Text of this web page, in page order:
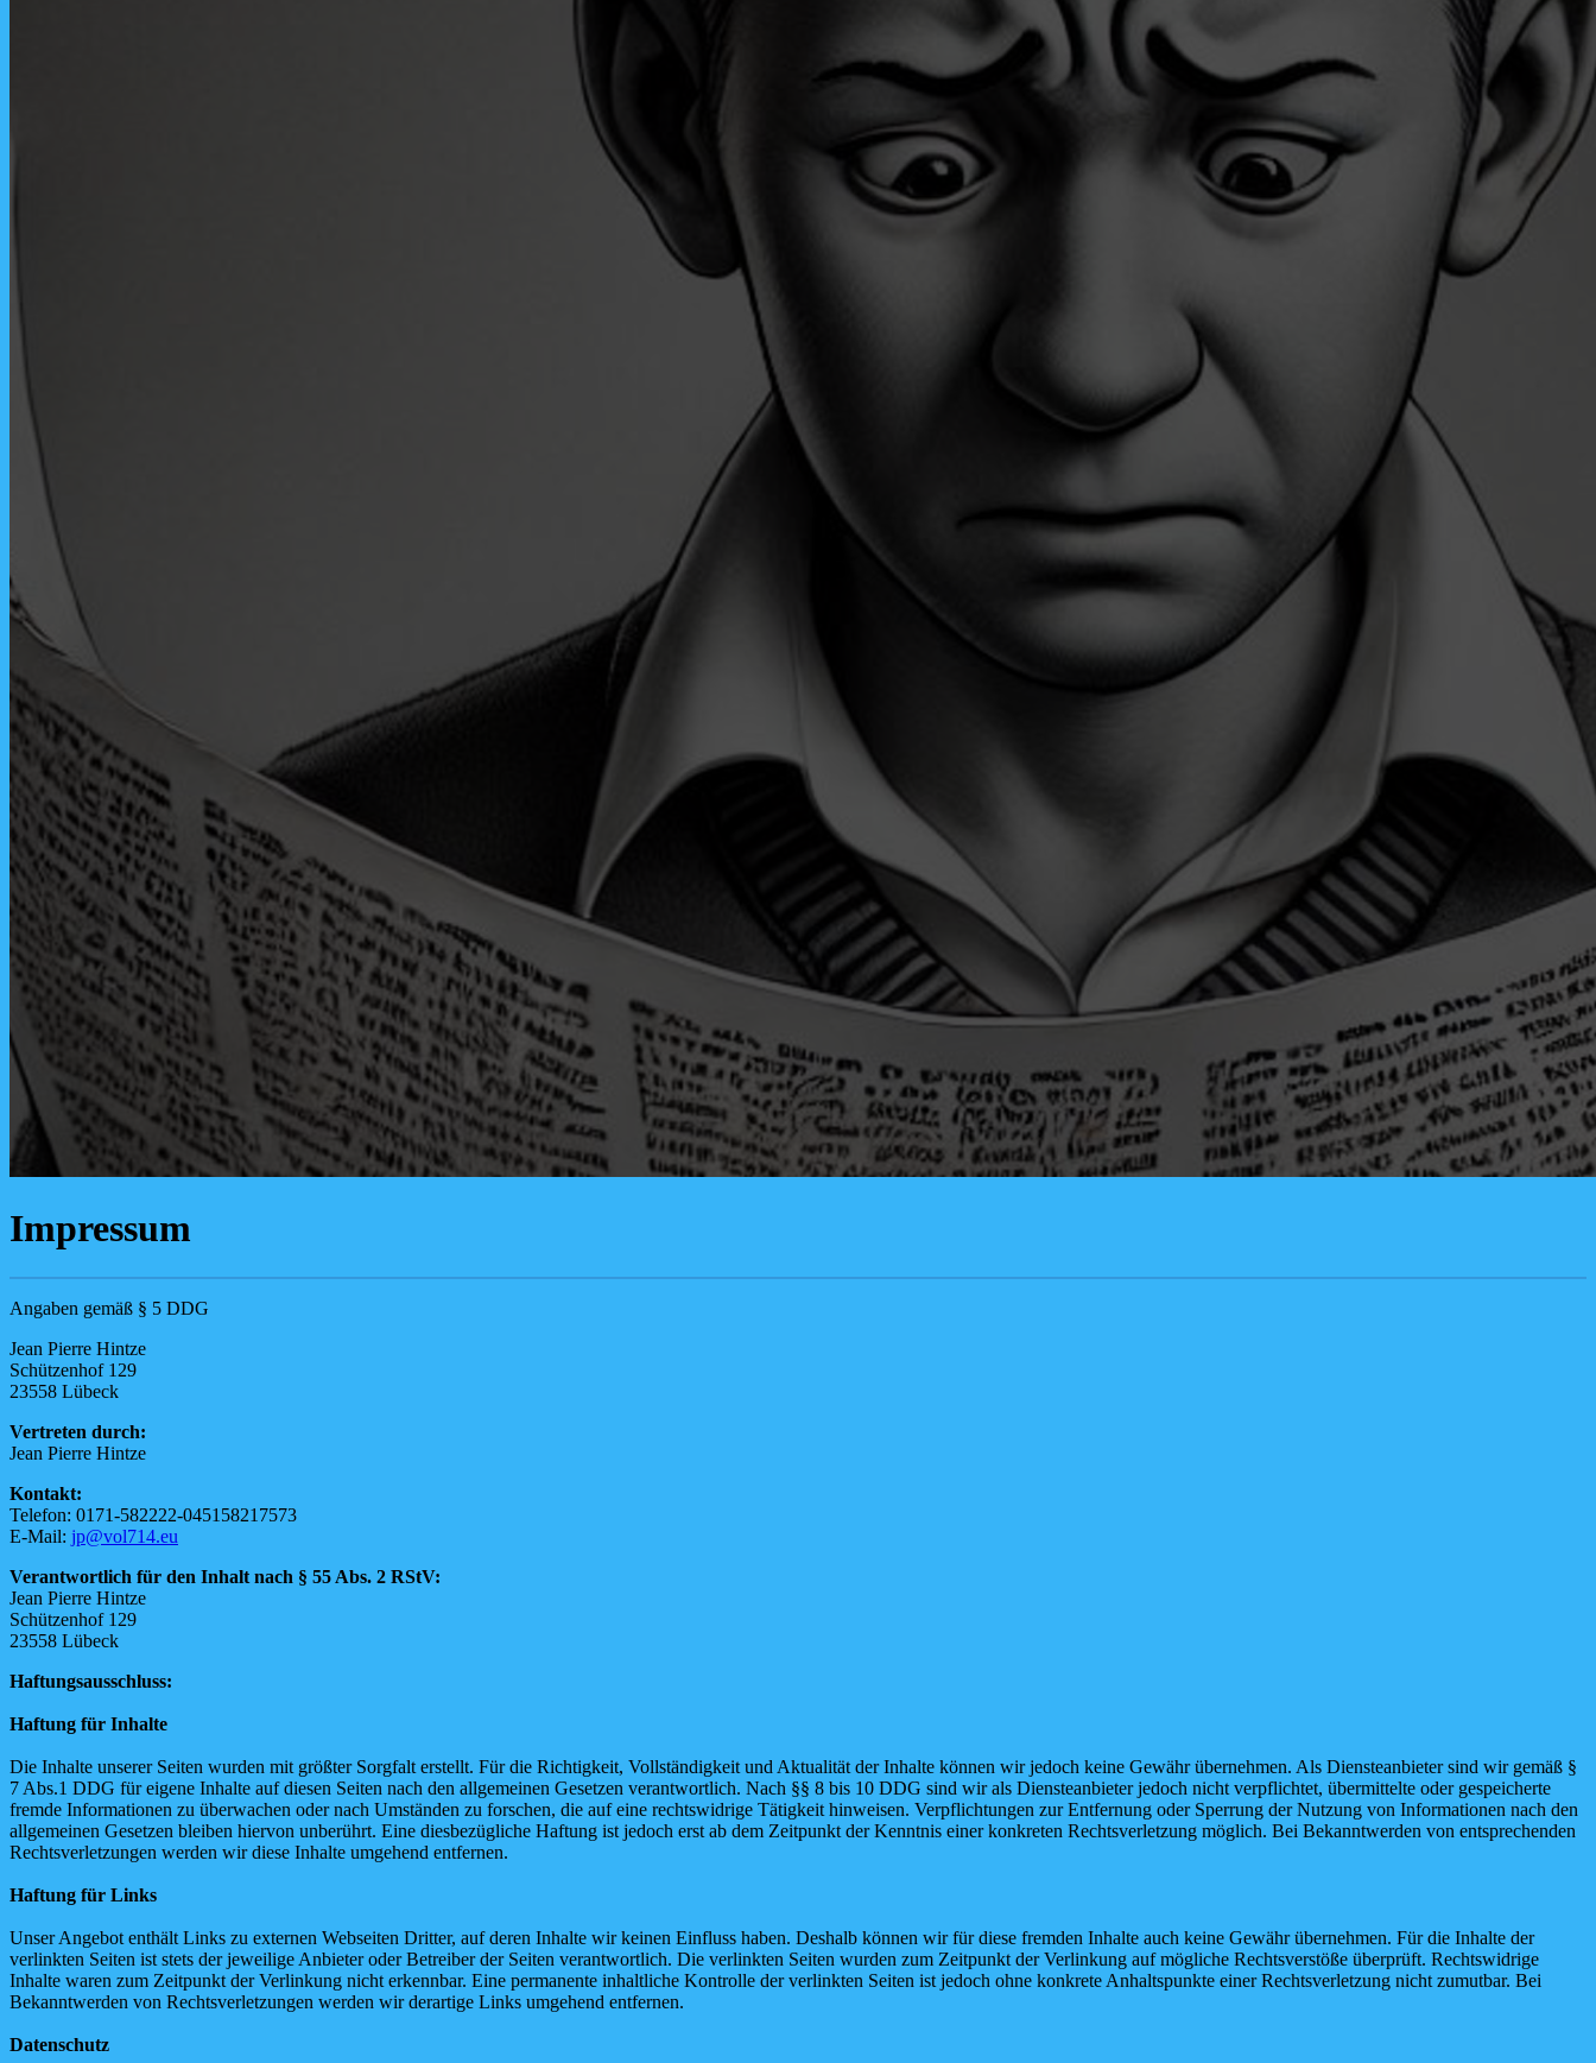
Impressum
Angaben gemäß § 5 DDG
Jean Pierre Hintze
Schützenhof 129
23558 Lübeck
Vertreten durch:
Jean Pierre Hintze
Kontakt:
Telefon: 0171-582222-045158217573
E-Mail: jp@vol714.eu
Verantwortlich für den Inhalt nach § 55 Abs. 2 RStV:
Jean Pierre Hintze
Schützenhof 129
23558 Lübeck
Haftungsausschluss:
Haftung für Inhalte
Die Inhalte unserer Seiten wurden mit größter Sorgfalt erstellt. Für die Richtigkeit, Vollständigkeit und Aktualität der Inhalte können wir jedoch keine Gewähr übernehmen. Als Diensteanbieter sind wir gemäß §
7 Abs.1 DDG für eigene Inhalte auf diesen Seiten nach den allgemeinen Gesetzen verantwortlich. Nach §§ 8 bis 10 DDG sind wir als Diensteanbieter jedoch nicht verpflichtet, übermittelte oder gespeicherte
fremde Informationen zu überwachen oder nach Umständen zu forschen, die auf eine rechtswidrige Tätigkeit hinweisen. Verpflichtungen zur Entfernung oder Sperrung der Nutzung von Informationen nach den
allgemeinen Gesetzen bleiben hiervon unberührt. Eine diesbezügliche Haftung ist jedoch erst ab dem Zeitpunkt der Kenntnis einer konkreten Rechtsverletzung möglich. Bei Bekanntwerden von entsprechenden
Rechtsverletzungen werden wir diese Inhalte umgehend entfernen.
Haftung für Links
Unser Angebot enthält Links zu externen Webseiten Dritter, auf deren Inhalte wir keinen Einfluss haben. Deshalb können wir für diese fremden Inhalte auch keine Gewähr übernehmen. Für die Inhalte der
verlinkten Seiten ist stets der jeweilige Anbieter oder Betreiber der Seiten verantwortlich. Die verlinkten Seiten wurden zum Zeitpunkt der Verlinkung auf mögliche Rechtsverstöße überprüft. Rechtswidrige
Inhalte waren zum Zeitpunkt der Verlinkung nicht erkennbar. Eine permanente inhaltliche Kontrolle der verlinkten Seiten ist jedoch ohne konkrete Anhaltspunkte einer Rechtsverletzung nicht zumutbar. Bei
Bekanntwerden von Rechtsverletzungen werden wir derartige Links umgehend entfernen.
Datenschutz